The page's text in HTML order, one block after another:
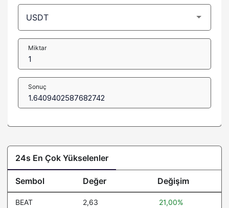
Miktar
Sonuç
24s En Çok Yükselenler
Sembol Değer Değişim
BEAT 2,63 21,00%